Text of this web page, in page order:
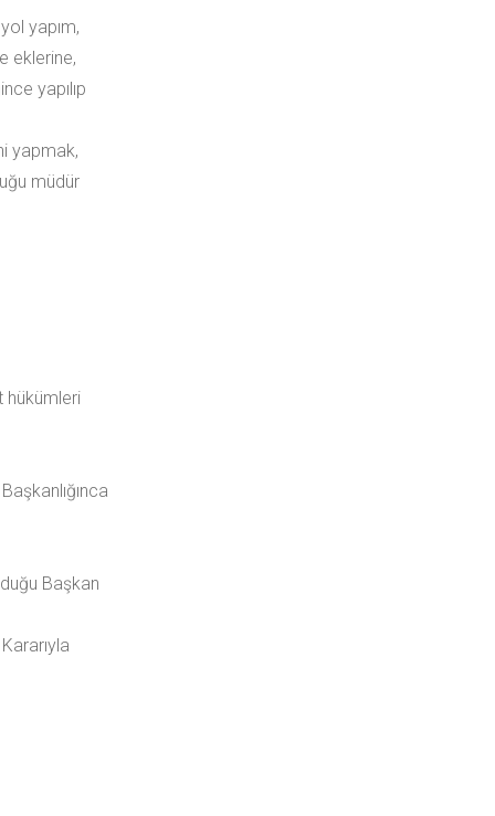
yapım,
eklerine,
yapılıp
yapmak,
müdür
hükümleri
Başkan